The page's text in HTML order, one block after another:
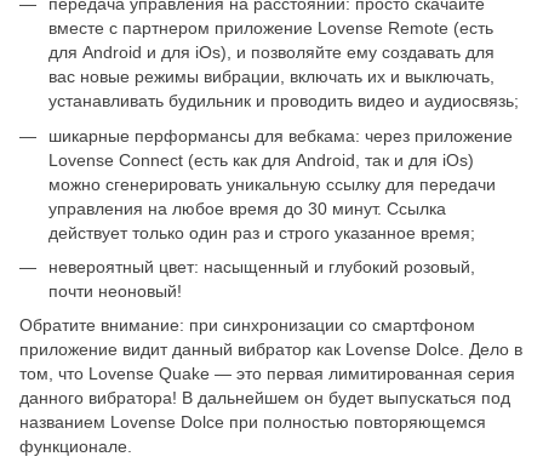
вместе с партнером приложение Lovense Remote (есть
для Android и для iOs), и позволяйте ему создавать для
вас новые режимы вибрации, включать их и выключать,
устанавливать будильник и проводить видео и аудиосвязь;
шикарные перформансы для вебкама: через приложение
Lovense Connect (есть как для Android, так и для iOs)
можно сгенерировать уникальную ссылку для передачи
управления на любое время до 30 минут. Ссылка
действует только один раз и строго указанное время;
невероятный цвет: насыщенный и глубокий розовый,
почти неоновый!
Обратите внимание: при синхронизации со смартфоном
приложение видит данный вибратор как Lovense Dolce. Дело в
том, что Lovense Quake — это первая лимитированная серия
данного вибратора! В дальнейшем он будет выпускаться под
названием Lovense Dolce при полностью повторяющемся
функционале.